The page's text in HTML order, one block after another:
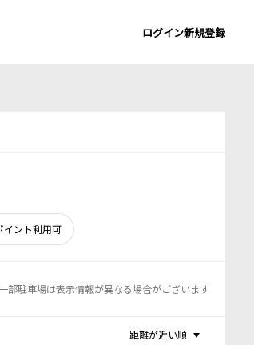
ログイン新規登録
イント利用可
部駐車場は表示情報が異なる場合がございます
距離が近い順